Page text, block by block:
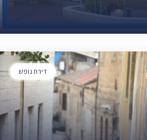
דירת נופש